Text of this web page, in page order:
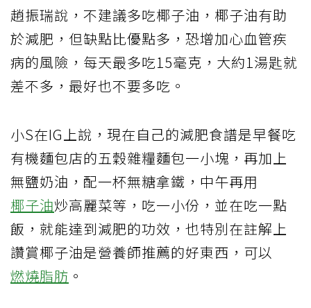
趙振瑞說，不建議多吃椰子油，椰子油有助
於減肥，但缺點比優點多，恐增加心血管疾
病的風險，每天最多吃15毫克，大約1湯匙就
差不多，最好也不要多吃。
小S在IG上說，現在自己的減肥食譜是早餐吃
有機麵包店的五穀雜糧麵包一小塊，再加上
無鹽奶油，配一杯無糖拿鐵，中午再用
椰子油炒高麗菜等，吃一小份，並在吃一點
飯，就能達到減肥的功效，也特別在註解上
讚賞椰子油是營養師推薦的好東西，可以
燃燒脂肪 。